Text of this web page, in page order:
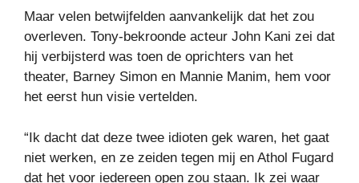
Maar velen betwijfelden aanvankelijk dat het zou
overleven. Tony-bekroonde acteur John Kani zei dat
hij verbijsterd was toen de oprichters van het
theater, Barney Simon en Mannie Manim, hem voor
het eerst hun visie vertelden.
“Ik dacht dat deze twee idioten gek waren, het gaat
niet werken, en ze zeiden tegen mij en Athol Fugard
dat het voor iedereen open zou staan. Ik zei waar